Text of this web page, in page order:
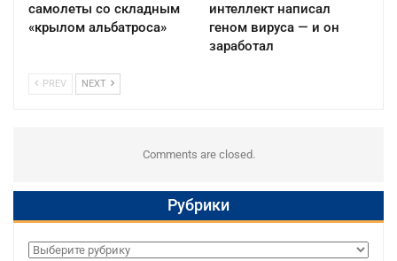
самолеты со складным
«крылом альбатроса»
интеллект написал
геном вируса — и он
заработал
PREV NEXT
Comments are closed.
Рубрики
Рубрики